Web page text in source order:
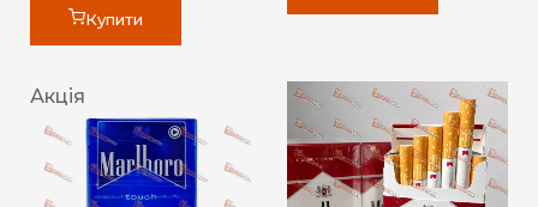
Купити
Акція